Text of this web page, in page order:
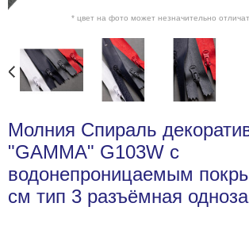
* цвет на фото может незначительно
Молния Спираль
"GAMMA" G103W с
водонепроницаемым
см тип 3 разъёмная